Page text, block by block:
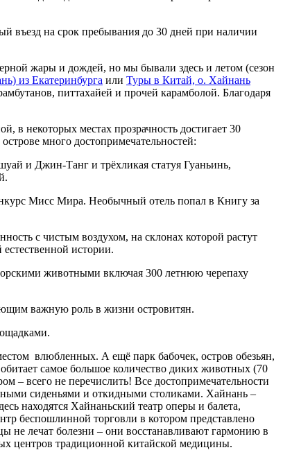
въезд на срок пребывания до 30 дней при наличии
жары и дождей, но мы бывали здесь и летом (сезон
из Екатеринбурга или Туры в Китай, о. Хайнань
питтахайей и прочей карамболой. Благодаря
в некоторых местах прозрачность достигает 30
много достопримечательностей:
и Джин-Танг и трёхликая статуя Гуаньинь,
Мисс Мира. Необычный отель попал в Книгу за
с чистым воздухом, на склонах которой растут
истории.
животными включая 300 летнюю черепаху
важную роль в жизни островитян.
влюбленных. А ещё парк бабочек, остров обезьян,
самое большое количество диких животных (70
– всего не перечислить! Все достопримечательности
сиденьями и откидными столиками. Хайнань –
находятся Хайнаньский театр оперы и балета,
беспошлинной торговли в котором представлено
не лечат болезни – они восстанавливают гармонию в
центров традиционной китайской медицины.